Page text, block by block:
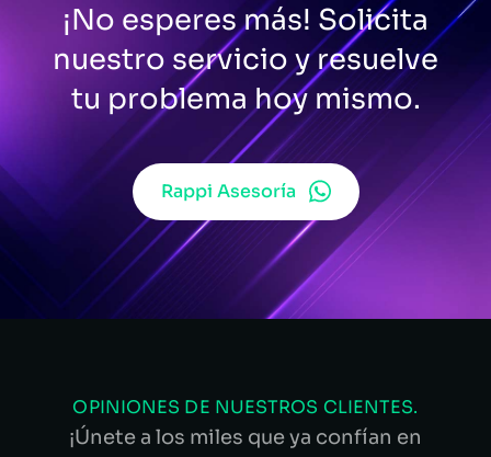
¡No esperes más! Solicita
nuestro servicio y resuelve
tu problema hoy mismo.
Rappi Asesoría
OPINIONES DE NUESTROS CLIENTES.
¡Únete a los miles que ya confían en